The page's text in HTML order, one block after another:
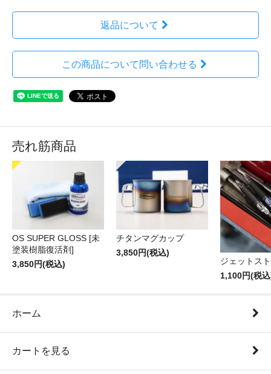
返品について
この商品について問い合わせる
売れ筋商品
OS SUPER GLOSS [未
塗装樹脂復活剤]
3,850円(税込)
チタンマグカップ
3,850円(税込)
ジェットス
1,100円(税
ホーム
カートを見る